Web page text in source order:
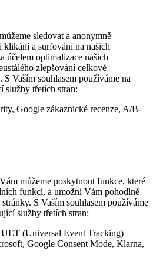
sledovat a anonymně
klikání a surfování na našich
účelem optimalizace našich
zlepšování celkové
S Vaším souhlasem používáme na
služby třetích stran:
Google zákaznické recenze, A/B-
můžeme poskytnout funkce, které
funkcí, a umožní Vám pohodlně
S Vaším souhlasem používáme
služby třetích stran:
(Universal Event Tracking)
Google Consent Mode, Klarna,